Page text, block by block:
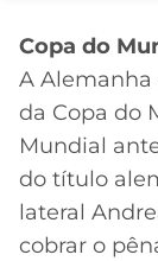
Copa do
A
da Copa do
Mundial
do título
lateral
cobrar o